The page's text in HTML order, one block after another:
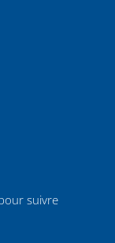
suivre